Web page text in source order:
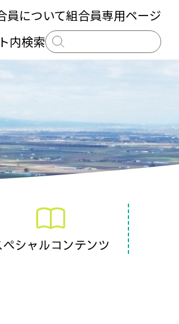
員について組合員専用ページ
内検索
ペシャルコンテンツ